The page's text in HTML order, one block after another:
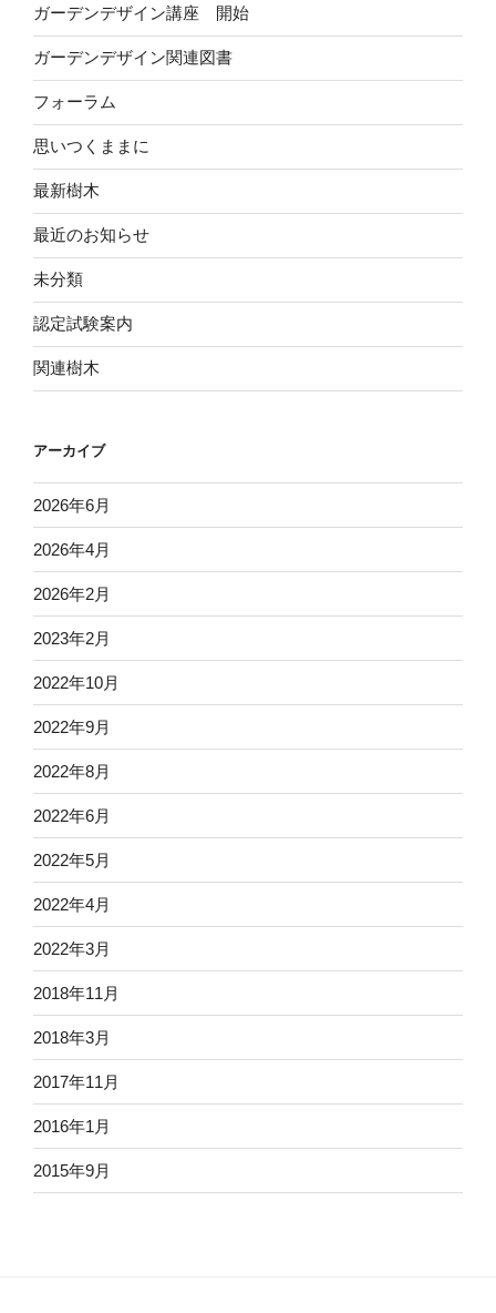
ガーデンデザイン講座 開始
ガーデンデザイン関連図書
フォーラム
思いつくままに
最新樹木
最近のお知らせ
未分類
認定試験案内
関連樹木
アーカイブ
2026年6月
2026年4月
2026年2月
2023年2月
2022年10月
2022年9月
2022年8月
2022年6月
2022年5月
2022年4月
2022年3月
2018年11月
2018年3月
2017年11月
2016年1月
2015年9月